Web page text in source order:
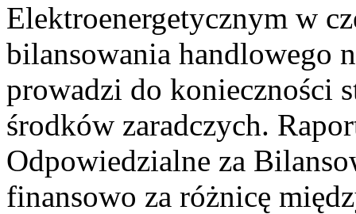
Elektroenergetycznym w
bilansowania handlowego
prowadzi do konieczności
środków zaradczych.
Odpowiedzialne za
finansowo za różnicę